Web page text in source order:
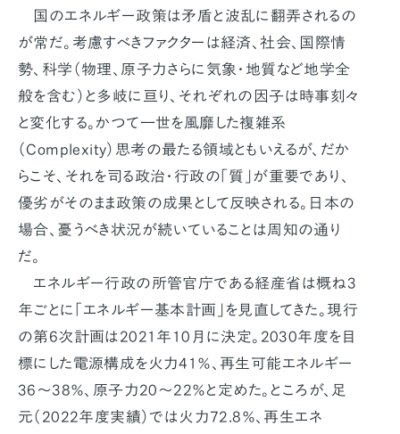
国のエネルギー政策は矛盾と波乱に翻弄されるの
が常だ。考慮すべきファクターは経済、社会、国際情
勢、科学（物理、原子力さらに気象・地質など地学全
般を含む）と多岐に亘り、それぞれの因子は時事刻々
と変化する。かつて一世を風靡した複雑系
（Complexity）思考の最たる領域ともいえるが、だか
らこそ、それを司る政治・行政の「質」が重要であり、
優劣がそのまま政策の成果として反映される。日本の
場合、憂うべき状況が続いていることは周知の通り
だ。
エネルギー行政の所管官庁である経産省は概ね3
年ごとに「エネルギー基本計画」を見直してきた。現行
の第6次計画は2021年10月に決定。2030年度を目
標にした電源構成を火力41％、再生可能エネルギー
36〜38％、原子力20〜22％と定めた。ところが、足
元（2022年度実績）では火力72.8％、再生エネ